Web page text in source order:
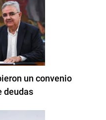
un convenio
deudas